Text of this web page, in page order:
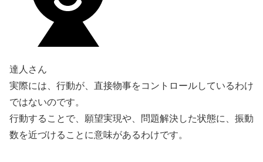
達人さん
実際には、行動が、直接物事をコントロールしているわけ
ではないのです。
行動することで、願望実現や、問題解決した状態に、振動
数を近づけることに意味があるわけです。